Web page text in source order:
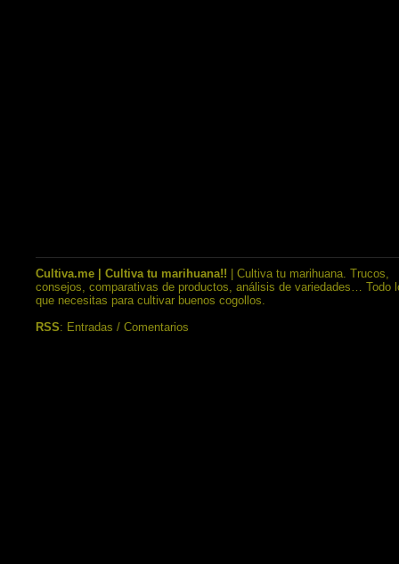
Cultiva.me | Cultiva tu marihuana!! | Cultiva tu marihuana. Trucos,
consejos, comparativas de productos, análisis de variedades… Todo
que necesitas para cultivar buenos cogollos.
RSS: Entradas / Comentarios